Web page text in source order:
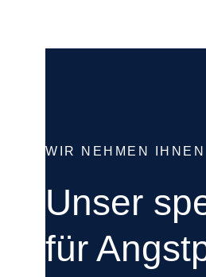
WIR NEHMEN
Unser
für